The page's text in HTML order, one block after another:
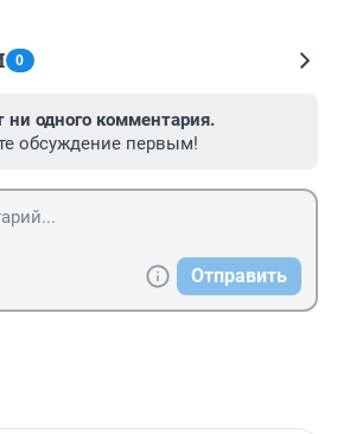
0
ни одного комментария.
обсуждение первым!
Отправить